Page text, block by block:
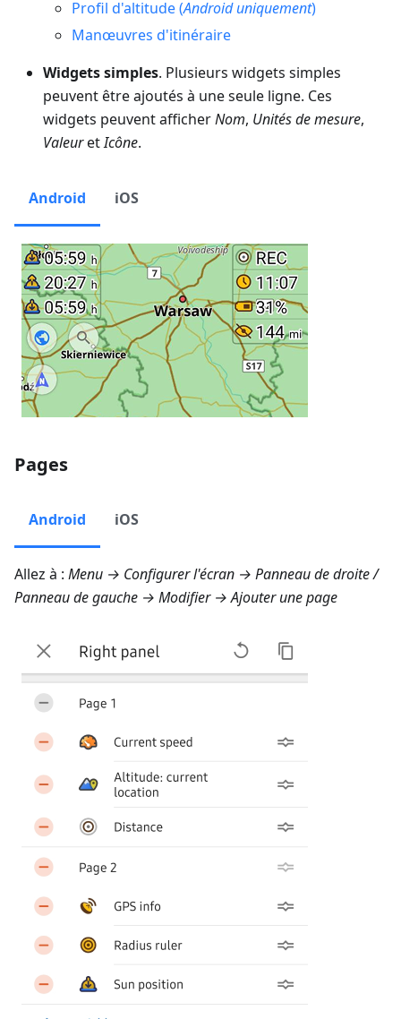
Profil d'altitude (Android uniquement)
Manœuvres d'itinéraire
Widgets simples. Plusieurs widgets simples
peuvent être ajoutés à une seule ligne. Ces
widgets peuvent afficherNom, Unités de mesure,
ValeuretIcône.
Android iOS
Pages
Android iOS
Allez à : Menu → Configurer l'écran → Panneau de droite/
Panneau de gauche → Modifier → Ajouter une page